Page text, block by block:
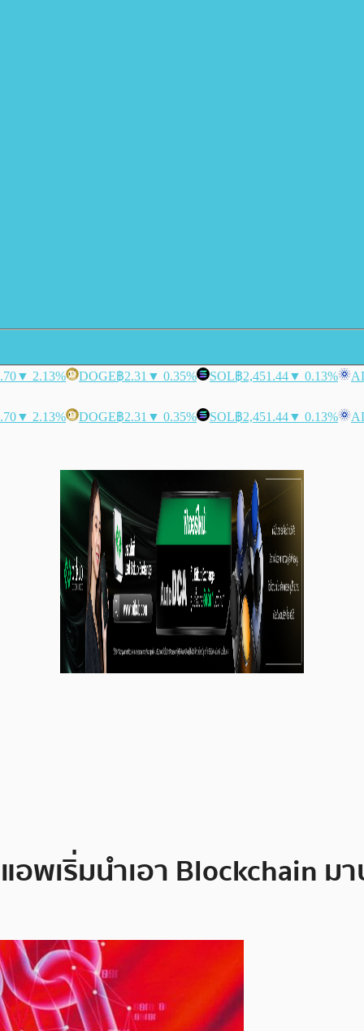
▼ 2.13% DOGE฿2.31 ▼ 0.35% SOL฿2,451.44▼ 0.13%
▼ 2.13% DOGE฿2.31 ▼ 0.35% SOL฿2,451.44▼ 0.13%
พเริ่มนำเอา Blockchain ม